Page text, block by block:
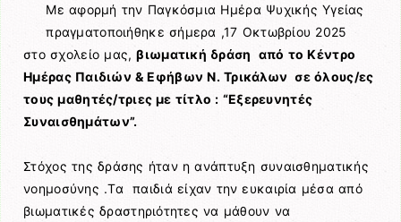
Με αφορμή την Παγκόσμια Ημέρα Ψυχικής Υγείας
πραγματοποιήθηκε σήμερα ,17 Οκτωβρίου 2025
στο σχολείο μας,βιωματική δράση από το Κέντρο
Ημέρας Παιδιών & Εφήβων Ν. Τρικάλων σε όλους/ες
τους μαθητές/τριες με τίτλο : “Εξερευνητές
Συναισθημάτων”.
Στόχος της δράσης ήταν η ανάπτυξη συναισθηματικής
νοημοσύνης .Τα παιδιά είχαν την ευκαιρία μέσα από
βιωματικές δραστηριότητες να μάθουν να